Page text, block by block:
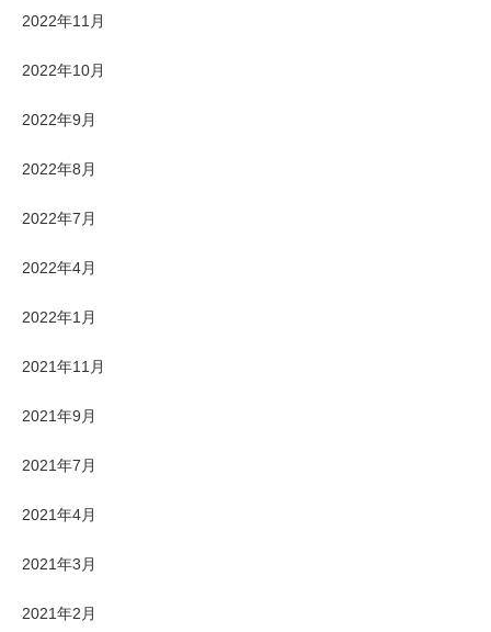
2022年11月
2022年10月
2022年9月
2022年8月
2022年7月
2022年4月
2022年1月
2021年11月
2021年9月
2021年7月
2021年4月
2021年3月
2021年2月